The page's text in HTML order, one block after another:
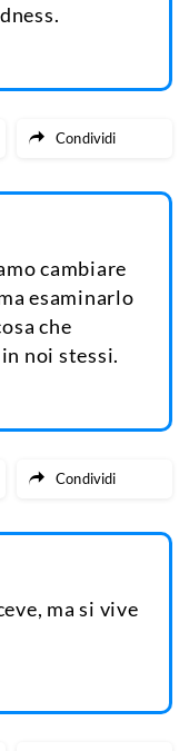
Condividi
cambiare
esaminarlo
che
noi stessi.
Condividi
ma si vive